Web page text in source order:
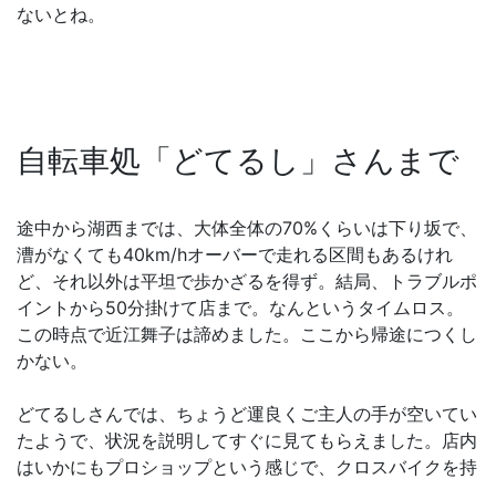
ないとね。
自転車処「どてるし」さんまで
途中から湖西までは、大体全体の70%くらいは下り坂で、
漕がなくても40km/hオーバーで走れる区間もあるけれ
ど、それ以外は平坦で歩かざるを得ず。結局、トラブルポ
イントから50分掛けて店まで。なんというタイムロス。
この時点で近江舞子は諦めました。ここから帰途につくし
かない。
どてるしさんでは、ちょうど運良くご主人の手が空いてい
たようで、状況を説明してすぐに見てもらえました。店内
はいかにもプロショップという感じで、クロスバイクを持